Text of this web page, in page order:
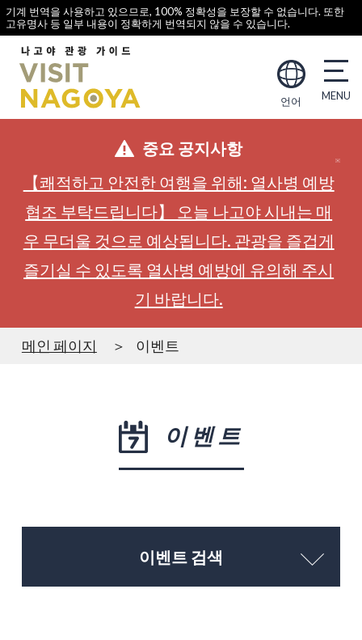
기계 번역을 사용하고 있으므로, 100% 정확성을 보장할 수 없습니다. 또한
고유명사 등 일부 내용이 정확하게 번역되지 않을 수 있습니다.
언어
중요 공지사항
【쾌적하고 안전한 여행을 위해: 열사병 예방
협조 부탁드립니다】 오늘 나고야 시내는 매
우 무더울 것으로 예상됩니다. 관광을 즐겁게
즐기실 수 있도록 열사병 예방에 유의해 주시
기 바랍니다.
메인 페이지 이벤트
이벤트
이벤트 검색